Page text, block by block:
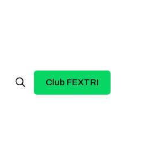
Club FEXTRI